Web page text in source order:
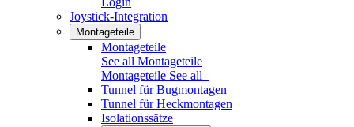
Joystick-Integration
Montageteile
Montageteile
See all Montageteile
Montageteile See all
Tunnel für Bugmontagen
Tunnel für Heckmontagen
Isolationssätze